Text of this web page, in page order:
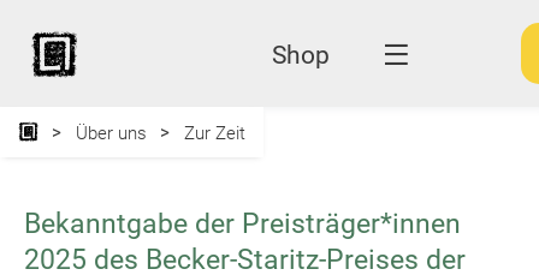
Shop
Über uns Zur Zeit
Bekanntgabe der Preisträger*innen
2025 des Becker-Staritz-Preises der